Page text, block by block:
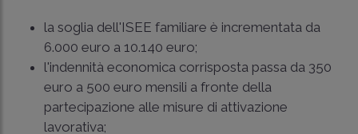
la soglia dell'ISEE familiare è incrementata da
6.000 euro a 10.140 euro;
l'indennità economica corrisposta passa da 350
euro a 500 euro mensili a fronte della
partecipazione alle misure di attivazione
lavorativa;